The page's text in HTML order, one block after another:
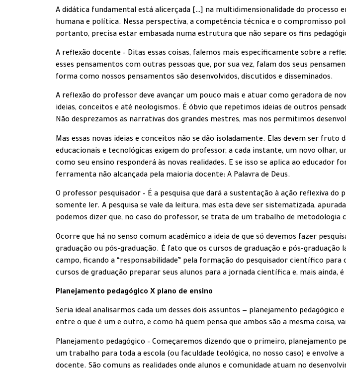
A didática fundamental está alicerçada […] na multidimensionalidade do processo
humana e política. Nessa perspectiva, a competência técnica e o compromisso
portanto, precisa estar embasada numa estrutura que não separe os fins
A reflexão docente – Ditas essas coisas, falemos mais especificamente sobre a
esses pensamentos com outras pessoas que, por sua vez, falam dos seus
forma como nossos pensamentos são desenvolvidos, discutidos e disseminados.
A reflexão do professor deve avançar um pouco mais e atuar como geradora de
ideias, conceitos e até neologismos. É óbvio que repetimos ideias de outros
Não desprezamos as narrativas dos grandes mestres, mas nos permitimos
Mas essas novas ideias e conceitos não se dão isoladamente. Elas devem ser
educacionais e tecnológicas exigem do professor, a cada instante, um novo
como seu ensino responderá às novas realidades. E se isso se aplica ao
ferramenta não alcançada pela maioria docente: A Palavra de Deus.
O professor pesquisador – É a pesquisa que dará a sustentação à ação reflexiva
somente ler. A pesquisa se vale da leitura, mas esta deve ser sistematizada,
podemos dizer que, no caso do professor, se trata de um trabalho de metodologia
Ocorre que há no senso comum acadêmico a ideia de que só devemos fazer
graduação ou pós-graduação. É fato que os cursos de graduação e pós-
campo, ficando a “responsabilidade” pela formação do pesquisador científico
cursos de graduação preparar seus alunos para a jornada científica e, mais ainda,
Planejamento pedagógico X plano de ensino
Seria ideal analisarmos cada um desses dois assuntos — planejamento
entre o que é um e outro, e como há quem pensa que ambos são a mesma coisa,
Planejamento pedagógico – Começaremos dizendo que o primeiro, planejamento
um trabalho para toda a escola (ou faculdade teológica, no nosso caso) e
docente. São comuns as realidades onde alunos e comunidade atuam no